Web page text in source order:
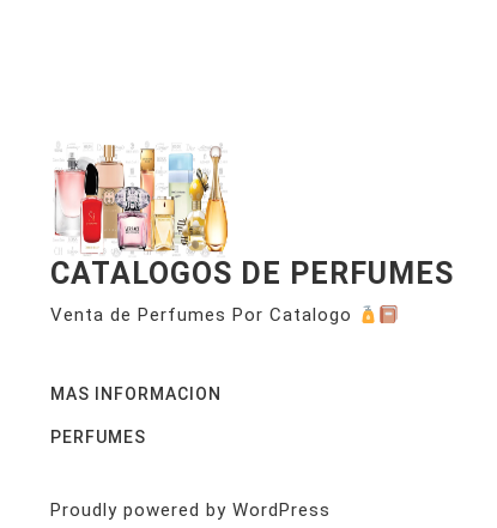
CATALOGOS DE PERFUMES
Venta de Perfumes Por Catalogo
MAS INFORMACION
PERFUMES
Proudly powered by WordPress